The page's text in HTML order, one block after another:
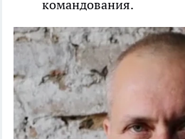
командования.